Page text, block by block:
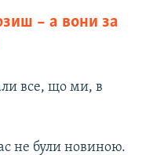
– а вони за
все, що ми, в
не були новиною.